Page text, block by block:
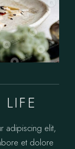
adipiscing elit,
et dolore